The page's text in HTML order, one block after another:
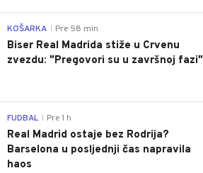
KOŠARKA Pre 58 min
Biser Real Madrida stiže u Crvenu
zvezdu: "Pregovori su u završnoj fazi"
FUDBAL Pre 1 h
Real Madrid ostaje bez Rodrija?
Barselona u posljednji čas napravila
haos